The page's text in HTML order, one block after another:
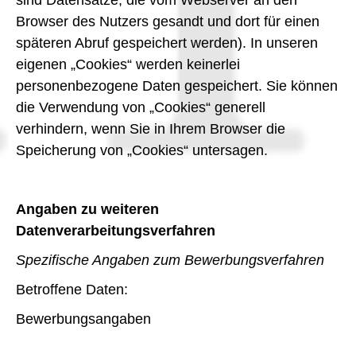
Browser des Nutzers gesandt und dort für einen
späteren Abruf gespeichert werden). In unseren
eigenen „Cookies“ werden keinerlei
personenbezogene Daten gespeichert. Sie können
die Verwendung von „Cookies“ generell
verhindern, wenn Sie in Ihrem Browser die
Speicherung von „Cookies“ untersagen.
Angaben zu weiteren
Datenverarbeitungsverfahren
Spezifische Angaben zum Bewerbungsverfahren
Betroffene Daten:
Bewerbungsangaben